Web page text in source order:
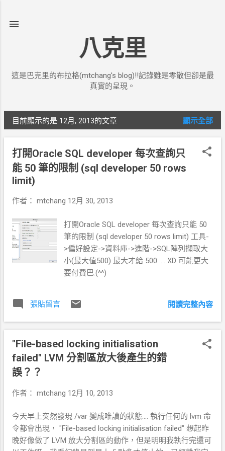
八克里
這是巴克里的布拉格(mtchang's blog)!!記錄雖是零散但卻是最
真實的呈現。
發
表
文
章
目前顯示的是 12月, 2013的文章 顯示全部
打開Oracle SQL developer 每次查詢只
能 50 筆的限制 (sql developer 50 rows
limit)
作者： mtchang 12月 30, 2013
打開Oracle SQL developer 每次查詢只能 50
筆的限制 (sql developer 50 rows limit) 工具-
>偏好設定->資料庫->進階->SQL陣列擷取大
小(最大值500) 最大才給 500 .... XD 可能更大
要付費巴.(^^)
張貼留言 閱讀完整內容
"File-based locking initialisation
failed" LVM 分割區放大後產生的錯
誤？？
作者： mtchang 12月 10, 2013
今天早上突然發現 /var 變成唯讀的狀態.... 執行任何的 lvm 命
令都會出現， "File-based locking initialisation failed" 想起昨
晚好像做了 LVM 放大分割區的動作，但是明明我執行完還可